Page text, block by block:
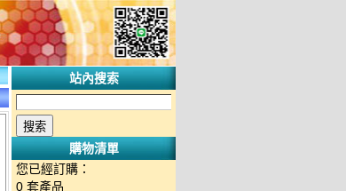
站內搜索
購物清單
您已經訂購：
0 套產品